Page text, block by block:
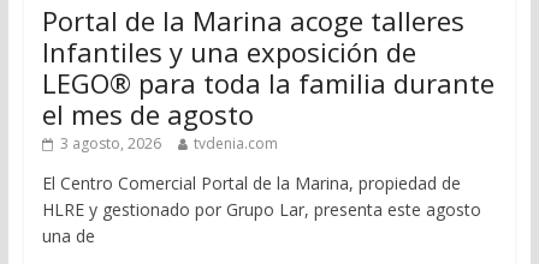
Portal de la Marina acoge talleres
Infantiles y una exposición de
LEGO® para toda la familia durante
el mes de agosto
3 agosto, 2026 tvdenia.com
El Centro Comercial Portal de la Marina, propiedad de
HLRE y gestionado por Grupo Lar, presenta este agosto
una de